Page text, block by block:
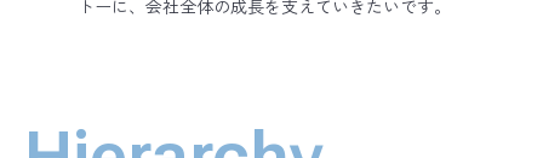
トーに、会社全体の成長を支えていきたいです。